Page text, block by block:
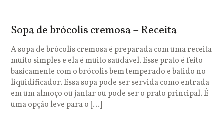
Sopa de brócolis cremosa – Receita
A sopa de brócolis cremosa é preparada com uma receita
muito simples e ela é muito saudável. Esse prato é feito
basicamente com o brócolis bem temperado e batido no
liquidificador. Essa sopa pode ser servida como entrada
em um almoço ou jantar ou pode ser o prato principal. É
uma opção leve para o […]